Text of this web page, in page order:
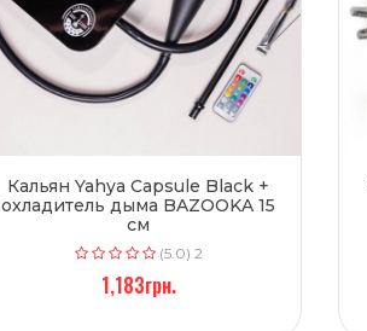
Кальян Yahya Capsule Black +
охладитель дыма BAZOOKA 15
см
(5.0) 2
1,183грн.